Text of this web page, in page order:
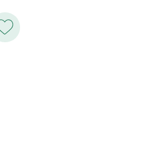
Ajoutez